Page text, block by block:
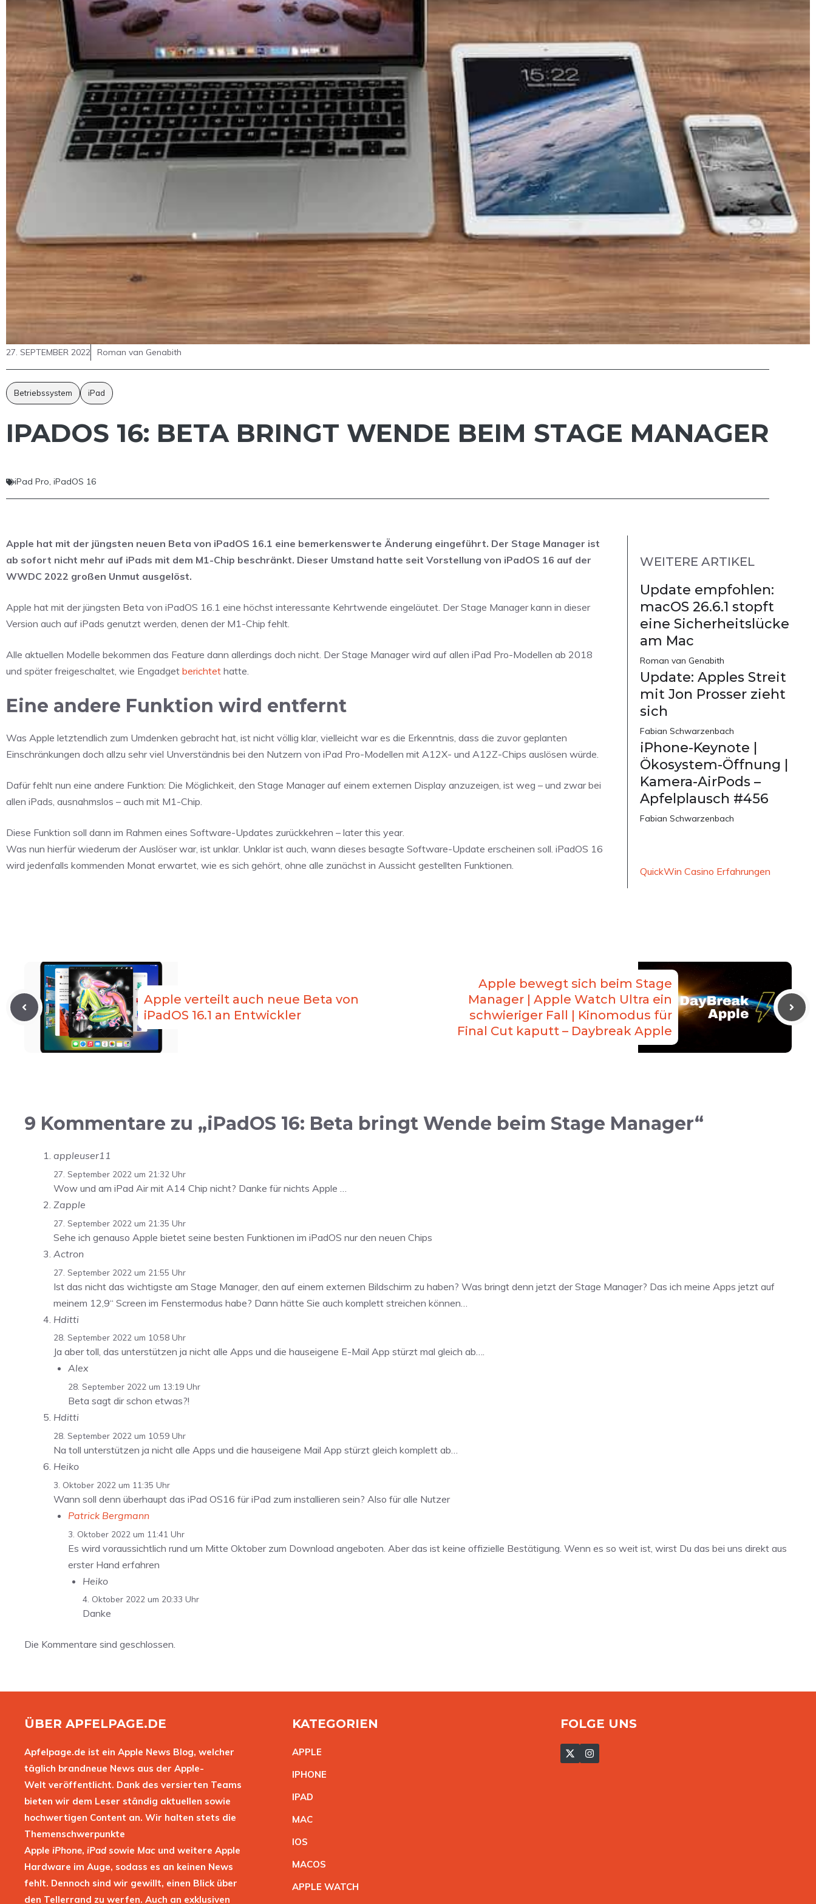
27. SEPTEMBER 2022 Roman van Genabith
Betriebssystem iPad
IPADOS 16: BETA BRINGT WENDE BEIM STAGE MANAGER
iPad Pro, iPadOS 16
Apple hat mit der jüngsten neuen Beta von iPadOS 16.1 eine bemerkenswerte Änderung eingeführt. Der Stage Manager ist
ab sofort nicht mehr auf iPads mit dem M1-Chip beschränkt. Dieser Umstand hatte seit Vorstellung von iPadOS 16 auf der
WWDC 2022 großen Unmut ausgelöst.
Apple hat mit der jüngsten Beta von iPadOS 16.1 eine höchst interessante Kehrtwende eingeläutet. Der Stage Manager kann in dieser
Version auch auf iPads genutzt werden, denen der M1-Chip fehlt.
Alle aktuellen Modelle bekommen das Feature dann allerdings doch nicht. Der Stage Manager wird auf allen iPad Pro-Modellen ab 2018
und später freigeschaltet, wie Engadget berichtet hatte.
Eine andere Funktion wird entfernt
Was Apple letztendlich zum Umdenken gebracht hat, ist nicht völlig klar, vielleicht war es die Erkenntnis, dass die zuvor geplanten
Einschränkungen doch allzu sehr viel Unverständnis bei den Nutzern von iPad Pro-Modellen mit A12X- und A12Z-Chips auslösen würde.
Dafür fehlt nun eine andere Funktion: Die Möglichkeit, den Stage Manager auf einem externen Display anzuzeigen, ist weg – und zwar bei
allen iPads, ausnahmslos – auch mit M1-Chip.
Diese Funktion soll dann im Rahmen eines Software-Updates zurückkehren – later this year.
Was nun hierfür wiederum der Auslöser war, ist unklar. Unklar ist auch, wann dieses besagte Software-Update erscheinen soll. iPadOS 16
wird jedenfalls kommenden Monat erwartet, wie es sich gehört, ohne alle zunächst in Aussicht gestellten Funktionen.
WEITERE ARTIKEL
Update empfohlen:
macOS 26.6.1 stopft
eine Sicherheitslücke
am Mac
Roman van Genabith
Update: Apples Streit
mit Jon Prosser zieht
sich
Fabian Schwarzenbach
iPhone-Keynote |
Ökosystem-Öffnung |
Kamera-AirPods –
Apfelplausch #456
Fabian Schwarzenbach
QuickWin Casino Erfahrungen
Apple verteilt auch neue Beta von
iPadOS 16.1 an Entwickler
Apple bewegt sich beim Stage
Manager | Apple Watch Ultra ein
schwieriger Fall | Kinomodus für
Final Cut kaputt – Daybreak Apple
9 Kommentare zu „iPadOS 16: Beta bringt Wende beim Stage Manager“
appleuser11
27. September 2022 um 21:32 Uhr
Wow und am iPad Air mit A14 Chip nicht? Danke für nichts Apple …
Zapple
27. September 2022 um 21:35 Uhr
Sehe ich genauso Apple bietet seine besten Funktionen im iPadOS nur den neuen Chips
Actron
27. September 2022 um 21:55 Uhr
Ist das nicht das wichtigste am Stage Manager, den auf einem externen Bildschirm zu haben? Was bringt denn jetzt der Stage Manager? Das ich meine Apps jetzt auf
meinem 12,9“ Screen im Fenstermodus habe? Dann hätte Sie auch komplett streichen können…
Hditti
28. September 2022 um 10:58 Uhr
Ja aber toll, das unterstützen ja nicht alle Apps und die hauseigene E-Mail App stürzt mal gleich ab….
Alex
28. September 2022 um 13:19 Uhr
Beta sagt dir schon etwas?!
Hditti
28. September 2022 um 10:59 Uhr
Na toll unterstützen ja nicht alle Apps und die hauseigene Mail App stürzt gleich komplett ab…
Heiko
3. Oktober 2022 um 11:35 Uhr
Wann soll denn überhaupt das iPad OS16 für iPad zum installieren sein? Also für alle Nutzer
Patrick Bergmann
3. Oktober 2022 um 11:41 Uhr
Es wird voraussichtlich rund um Mitte Oktober zum Download angeboten. Aber das ist keine offizielle Bestätigung. Wenn es so weit ist, wirst Du das bei uns direkt aus
erster Hand erfahren
Heiko
4. Oktober 2022 um 20:33 Uhr
Danke
Die Kommentare sind geschlossen.
ÜBER APFELPAGE.DE
Apfelpage.de ist ein Apple News Blog, welcher
täglich brandneue News aus der Apple-
Welt veröffentlicht. Dank des versierten Teams
bieten wir dem Leser ständig aktuellen sowie
hochwertigen Content an. Wir halten stets die
Themenschwerpunkte
Apple iPhone, iPad sowie Mac und weitere Apple
Hardware im Auge, sodass es an keinen News
fehlt. Dennoch sind wir gewillt, einen Blick über
den Tellerrand zu werfen. Auch an exklusiven
KATEGORIEN
APPLE
IPHONE
IPAD
MAC
IOS
MACOS
APPLE WATCH
FOLGE UNS